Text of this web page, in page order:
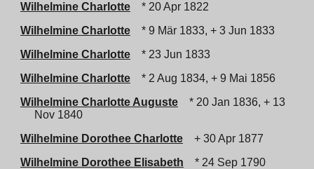
Wilhelmine Charlotte
* 20 Apr 1822
Wilhelmine Charlotte
* 9 Mär 1833, + 3 Jun 1833
Wilhelmine Charlotte
* 23 Jun 1833
Wilhelmine Charlotte
* 2 Aug 1834, + 9 Mai 1856
Wilhelmine Charlotte Auguste
* 20 Jan 1836, + 13
Nov 1840
Wilhelmine Dorothee Charlotte
+ 30 Apr 1877
Wilhelmine Dorothee Elisabeth
* 24 Sep 1790